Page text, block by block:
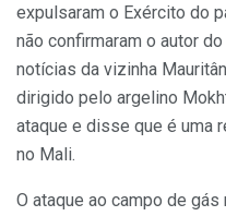
expulsaram o Exército do
não confirmaram o autor
notícias da vizinha
dirigido pelo argelino
ataque e disse que é uma
no Mali.
O ataque ao campo de